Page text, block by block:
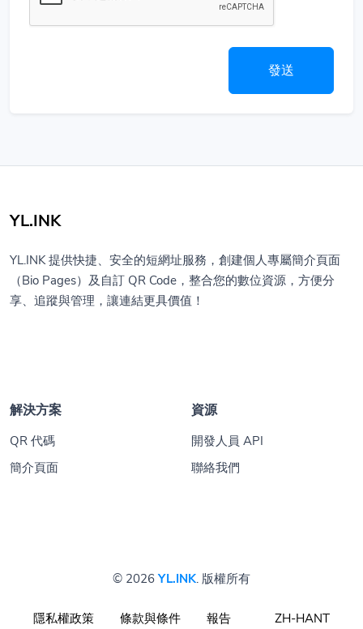
發送
YL.INK
YL.INK 提供快捷、安全的短網址服務，創建個人專屬簡介頁面
（Bio Pages）及自訂 QR Code，整合您的數位資源，方便分
享、追蹤與管理，讓連結更具價值！
解決方案
QR 代碼
簡介頁面
資源
開發人員 API
聯絡我們
© 2026YL.INK. 版權所有
隱私權政策 條款與條件 報告 ZH-HANT